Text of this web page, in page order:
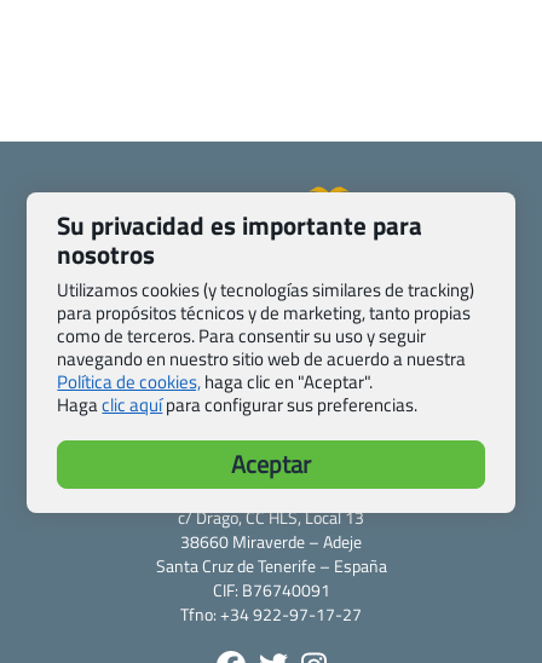
Pasaporte, Visado, Salud y otras disposiciones específicas
Blog de Viajes.com
Registro de agencias
Preguntas frecuentes
Condiciones generales
Política de privacidad y cookies
Transparencia
Todas las páginas – sitemap
Viajes.com
Last Minute Express S.L.U.
c/ Drago, CC HLS, Local 13
38660 Miraverde – Adeje
Santa Cruz de Tenerife – España
CIF: B76740091
Tfno: +34 922-97-17-27
Su privacidad es importante para
nosotros
Utilizamos cookies (y tecnologías similares de tracking)
para propósitos técnicos y de marketing, tanto propias
como de terceros. Para consentir su uso y seguir
navegando en nuestro sitio web de acuerdo a nuestra
Política de cookies,haga clic en "Aceptar".
Hagaclic aquípara configurar sus preferencias.
Aceptar